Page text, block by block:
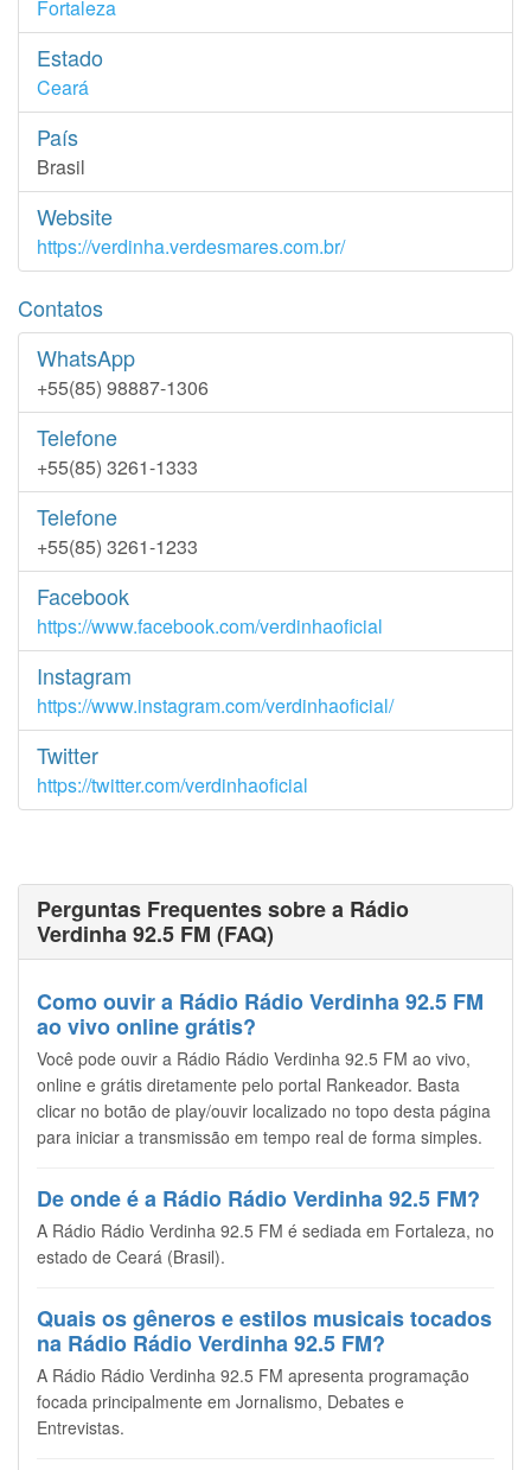
Fortaleza
Estado
Ceará
País
Brasil
Website
https://verdinha.verdesmares.com.br/
Contatos
WhatsApp
+55(85) 98887-1306
Telefone
+55(85) 3261-1333
Telefone
+55(85) 3261-1233
Facebook
https://www.facebook.com/verdinhaoficial
Instagram
https://www.instagram.com/verdinhaoficial/
Twitter
https://twitter.com/verdinhaoficial
Perguntas Frequentes sobre a Rádio
Verdinha 92.5 FM (FAQ)
Como ouvir a Rádio Rádio Verdinha 92.5 FM
ao vivo online grátis?
Você pode ouvir a Rádio Rádio Verdinha 92.5 FM ao vivo,
online e grátis diretamente pelo portal Rankeador. Basta
clicar no botão de play/ouvir localizado no topo desta página
para iniciar a transmissão em tempo real de forma simples.
De onde é a Rádio Rádio Verdinha 92.5 FM?
A Rádio Rádio Verdinha 92.5 FM é sediada em Fortaleza, no
estado de Ceará (Brasil).
Quais os gêneros e estilos musicais tocados
na Rádio Rádio Verdinha 92.5 FM?
A Rádio Rádio Verdinha 92.5 FM apresenta programação
focada principalmente em Jornalismo, Debates e
Entrevistas.